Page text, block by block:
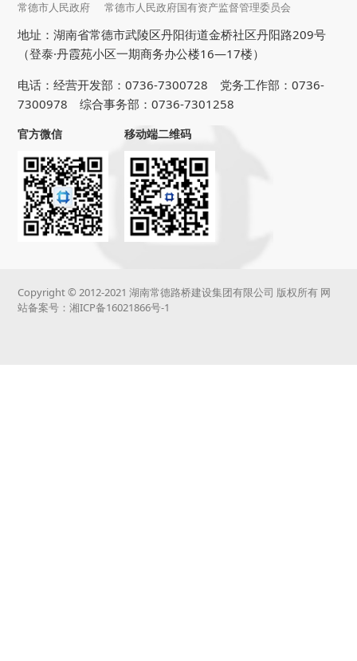
常德市人民政府 常德市人民政府国有资产监督管理委员会
地址：湖南省常德市武陵区丹阳街道金桥社区丹阳路209号
（登泰·丹霞苑小区一期商务办公楼16—17楼）
电话：经营开发部：0736-7300728 党务工作部：0736-
7300978 综合事务部：0736-7301258
官方微信 移动端二维码
Copyright © 2012-2021 湖南常德路桥建设集团有限公司 版权所有 网
站备案号：湘ICP备16021866号-1